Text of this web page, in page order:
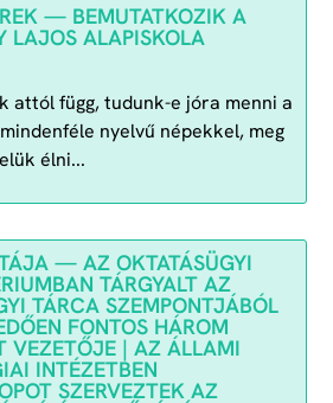
— BEMUTATKOZIK A
LAJOS ALAPISKOLA
attól függ, tudunk-e jóra menni a
nyelvű népekkel, meg
élni...
— AZ OKTATÁSÜGYI
TÁRGYALT AZ
TÁRCA SZEMPONTJÁBÓL
FONTOS HÁROM
VEZETŐJE | AZ ÁLLAMI
INTÉZETBEN
SZERVEZTEK AZ